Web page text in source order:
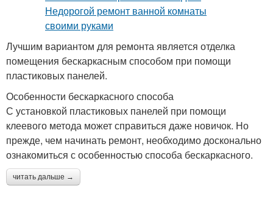
Лучшим вариантом для ремонта является отделка
помещения бескаркасным способом при помощи
пластиковых панелей.
Особенности бескаркасного способа
С установкой пластиковых панелей при помощи
клеевого метода может справиться даже новичок. Но
прежде, чем начинать ремонт, необходимо досконально
ознакомиться с особенностью способа бескаркасного.
читать дальше →